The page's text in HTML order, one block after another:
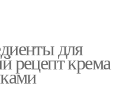
для
рецепт крема